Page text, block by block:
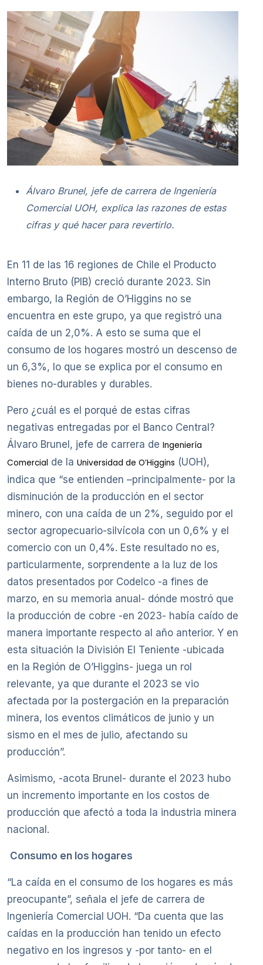
Álvaro Brunel, jefe de carrera de Ingeniería
Comercial UOH, explica las razones de estas
cifras y qué hacer para revertirlo.
En 11 de las 16 regiones de Chile el Producto
Interno Bruto (PIB) creció durante 2023. Sin
embargo, la Región de O’Higgins no se
encuentra en este grupo, ya que registró una
caída de un 2,0%. A esto se suma que el
consumo de los hogares mostró un descenso de
un 6,3%, lo que se explica por el consumo en
bienes no-durables y durables.
Pero ¿cuál es el porqué de estas cifras
negativas entregadas por el Banco Central?
Álvaro Brunel, jefe de carrera de Ingeniería
Comercial de la Universidad de O’Higgins (UOH),
indica que “se entienden –principalmente- por la
disminución de la producción en el sector
minero, con una caída de un 2%, seguido por el
sector agropecuario-silvícola con un 0,6% y el
comercio con un 0,4%. Este resultado no es,
particularmente, sorprendente a la luz de los
datos presentados por Codelco -a fines de
marzo, en su memoria anual- dónde mostró que
la producción de cobre -en 2023- había caído de
manera importante respecto al año anterior. Y en
esta situación la División El Teniente -ubicada
en la Región de O’Higgins- juega un rol
relevante, ya que durante el 2023 se vio
afectada por la postergación en la preparación
minera, los eventos climáticos de junio y un
sismo en el mes de julio, afectando su
producción”.
Asimismo, -acota Brunel- durante el 2023 hubo
un incremento importante en los costos de
producción que afectó a toda la industria minera
nacional.
Consumo en los hogares
“La caída en el consumo de los hogares es más
preocupante”, señala el jefe de carrera de
Ingeniería Comercial UOH. “Da cuenta que las
caídas en la producción han tenido un efecto
negativo en los ingresos y -por tanto- en el